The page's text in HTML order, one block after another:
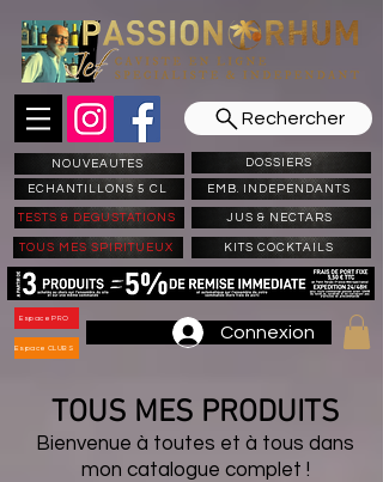
Rechercher
NOUVEAUTES
ECHANTILLONS 5 CL
DOSSIERS
EMB. INDEPENDANTS
TESTS & DEGUSTATIONS JUS & NECTARS
TOUS MES SPIRITUEUX KITS COCKTAILS
Espace PRO
Espace CLUBS
Connexion
TOUS MES PRODUITS
Bienvenue à toutes et à tous dans
mon catalogue complet !